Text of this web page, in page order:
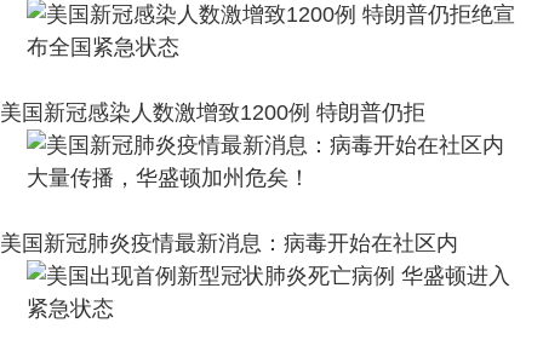
美国新冠感染人数激增致1200例 特朗普仍拒
美国新冠肺炎疫情最新消息：病毒开始在社区内